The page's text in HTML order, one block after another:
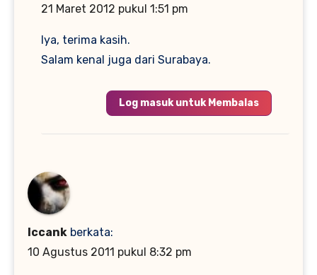
21 Maret 2012 pukul 1:51 pm
Iya, terima kasih.
Salam kenal juga dari Surabaya.
Log masuk untuk Membalas
Iccank berkata:
10 Agustus 2011 pukul 8:32 pm